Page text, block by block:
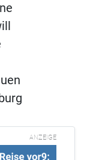
ANZEIGE